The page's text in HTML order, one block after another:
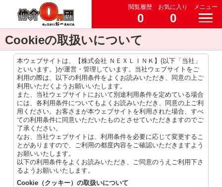
閲覧履歴
0
お気に入り
0
メニュー
Cookieの取扱いについて
本ウェブサイトは、【株式会社 ＮＥＸＬＩＮＫ】(以下「当社」
といいます。)が運営・管理しています。当社ウェブサイトをご
利用の際は、以下の利用条件をよくお読みいただき、同意の上ご
利用いただくようお願いいたします。
また、当社ウェブサイトにおいて別途利用条件を定めている場合
には、各利用条件についてもよくお読みいただき、同意の上ご利
用ください。お客さまが本ウェブサイトを利用された場合、すべ
ての利用条件に同意いただいたものとさせていただきますのでご
了承ください。
なお、当社ウェブサイトは、利用条件を必要に応じて変更するこ
とがありますので、ご利用の都度内容をご確認いただきますよう
お願いいたします。
以下の利用条件をよくお読みいただき、ご同意のうえご利用下さ
るようお願いいたします。
Cookie（クッキー）の取扱いについて